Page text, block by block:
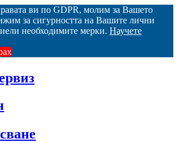
ви по GDPR, молим за Вашето
за сигурността на Вашите лични
необходимите мерки. Научете